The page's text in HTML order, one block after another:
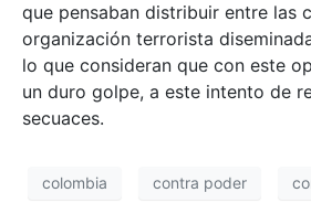
que pensaban distribuir entre las
organización terrorista
lo que consideran que con este
un duro golpe, a este intento de
secuaces.
colombia contra poder